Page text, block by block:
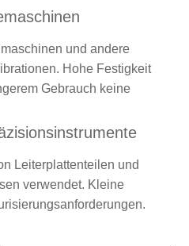
und andere
Hohe Festigkeit
Gebrauch keine
Leiterplattenteilen und
verwendet. Kleine